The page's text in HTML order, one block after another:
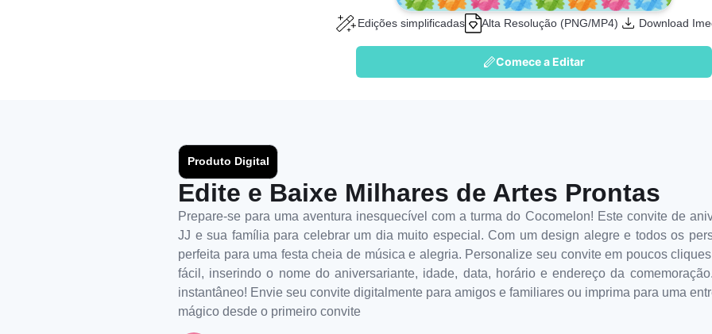
Edições simplificadas Alta Resolução (PNG/MP4) Download
Comece a Editar
Produto Digital
Edite e Baixe Milhares de Artes Prontas
Prepare-se para uma aventura inesquecível com a turma do Cocomelon! Este convite de
JJ e sua família para celebrar um dia muito especial. Com um design alegre e todos os
perfeita para uma festa cheia de música e alegria. Personalize seu convite em poucos
fácil, inserindo o nome do aniversariante, idade, data, horário e endereço da
instantâneo! Envie seu convite digitalmente para amigos e familiares ou imprima para uma
mágico desde o primeiro convite